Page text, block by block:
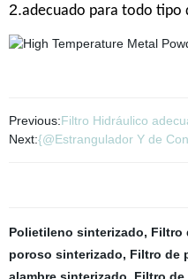
2.adecuado para todo tipo
Previous:Filtro Hidráulico
Next:{@Estrangulador Y de
Polietileno sinterizado, Filtro
poroso sinterizado, Filtro de